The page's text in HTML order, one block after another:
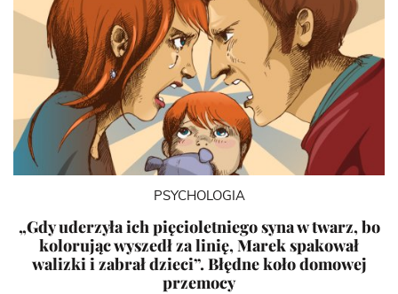
PSYCHOLOGIA
„Gdy uderzyła ich pięcioletniego syna w twarz, bo
kolorując wyszedł za linię, Marek spakował
walizki i zabrał dzieci”. Błędne koło domowej
przemocy